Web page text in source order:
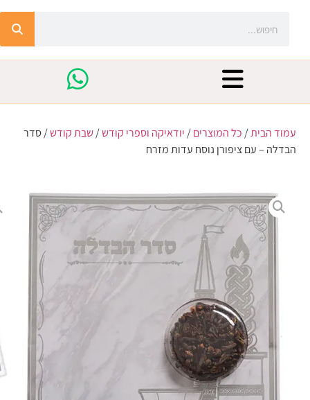
עמוד הבית/ כל המוצרים/ יודאיקה וספרי קודש/שבת קודש/ סדר
הבדלה – עם ציפורן נוסח עדות מזרח